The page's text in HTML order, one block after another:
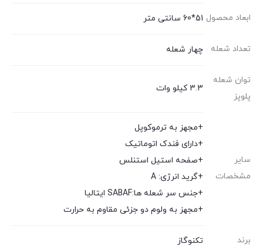
ابعاد محصول 51*60 سانتی متر
تعداد شعله چهار شعله
توان شعله
پلوپز
3.3 کیلو وات
سایر
مشخصات
+مجهز به ترموکوپل
+دارای فندک اتوماتیک
+صفحه استیل استنلس
+گرید انرژی: A
+جنس سر شعله ها:SABAF ایتالیا
+مجهز به ولوم دو جزئی مقاوم به حرارت
برند تکنوگاز